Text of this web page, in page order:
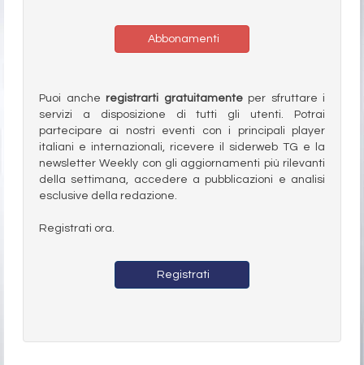
Abbonamenti
Puoi anche registrarti gratuitamenteper sfruttare i
servizi a disposizione di tutti gli utenti. Potrai
partecipare ai nostri eventi con i principali player
italiani e internazionali, ricevere il siderweb TG e la
newsletter Weekly con gli aggiornamenti più rilevanti
della settimana, accedere a pubblicazioni e analisi
esclusive della redazione.
Registrati ora.
Registrati